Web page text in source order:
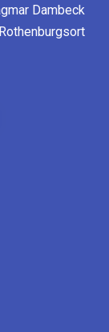
Dambeck